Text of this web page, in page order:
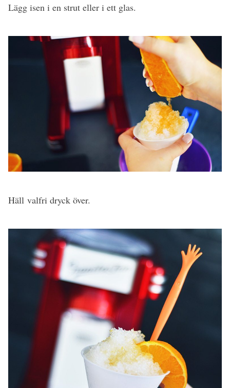
Lägg isen i en strut eller i ett glas.
Häll valfri dryck över.